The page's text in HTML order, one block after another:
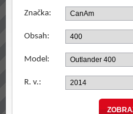
Značka:
Obsah:
Model:
R. v.: